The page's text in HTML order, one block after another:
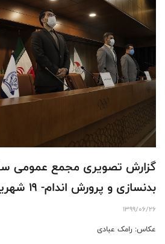
گزارش تصویری مجمع عمومی
بدنسازی و پرورش اندام- 19 شهریور ماه 1399
1399/06/26
عکاس: رامک عبادی